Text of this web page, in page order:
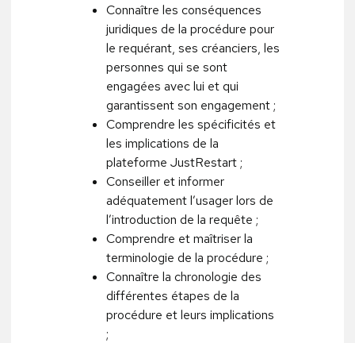
Connaître les conséquences
juridiques de la procédure pour
le requérant, ses créanciers, les
personnes qui se sont
engagées avec lui et qui
garantissent son engagement ;
Comprendre les spécificités et
les implications de la
plateforme JustRestart ;
Conseiller et informer
adéquatement l’usager lors de
l’introduction de la requête ;
Comprendre et maîtriser la
terminologie de la procédure ;
Connaître la chronologie des
différentes étapes de la
procédure et leurs implications
;